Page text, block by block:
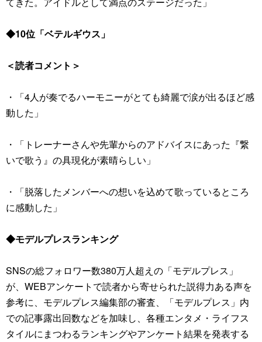
◆10位「ベテルギウス」
＜読者コメント＞
・「4人が奏でるハーモニーがとても綺麗で涙が出るほど感
動した」
・「トレーナーさんや先輩からのアドバイスにあった『繋
いで歌う』の具現化が素晴らしい」
・「脱落したメンバーへの想いを込めて歌っているところ
に感動した」
◆モデルプレスランキング
SNSの総フォロワー数380万人超えの「モデルプレス」
が、WEBアンケートで読者から寄せられた説得力ある声を
参考に、モデルプレス編集部の審査、「モデルプレス」内
での記事露出回数などを加味し、各種エンタメ・ライフス
タイルにまつわるランキングやアンケート結果を発表する